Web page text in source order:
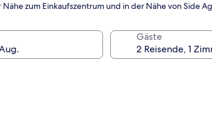
zum Einkaufszentrum und in der Nähe von Side
Gäste